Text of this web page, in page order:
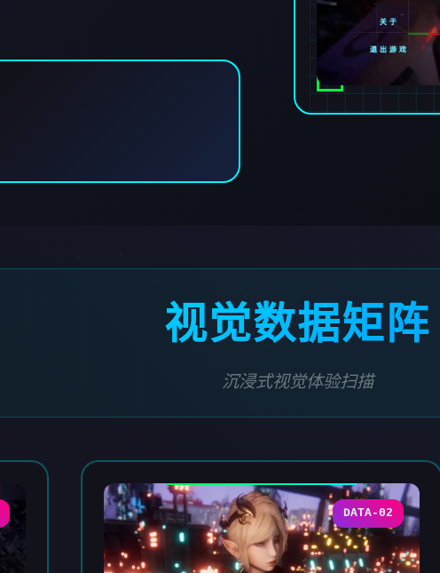
视觉数据矩阵
沉浸式视觉体验扫描
DATA-02